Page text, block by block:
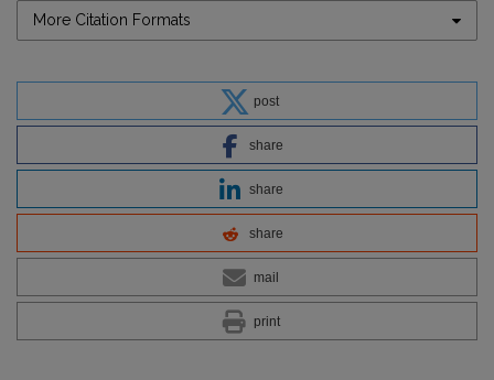
More Citation Formats
post
share
share
share
mail
print